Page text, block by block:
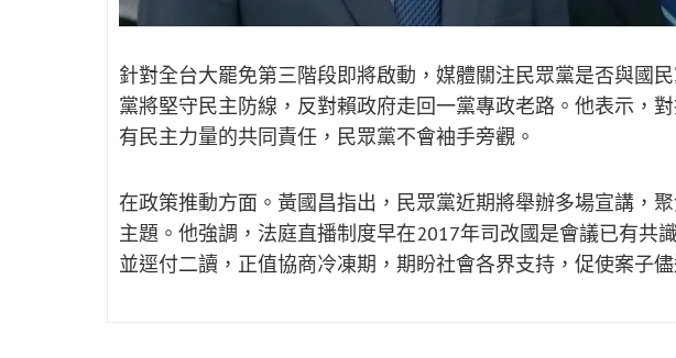
針對全台大罷免第三階段即將啟動，媒體關注民眾黨是否與國
黨將堅守民主防線，反對賴政府走回一黨專政老路。他表示，
有民主力量的共同責任，民眾黨不會袖手旁觀。
在政策推動方面。黃國昌指出，民眾黨近期將舉辦多場宣講，
主題。他強調，法庭直播制度早在2017年司改國是會議已有共
並逕付二讀，正值協商冷凍期，期盼社會各界支持，促使案子